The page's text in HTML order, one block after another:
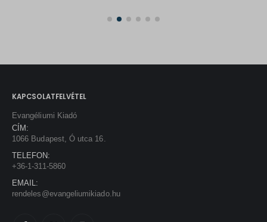
KAPCSOLATFELVÉTEL
Evangéliumi Kiadó
CÍM:
1066 Budapest, Ó utca 16.
TELEFON:
+36-1-311-5860
EMAIL:
rendeles@evangeliumikiado.hu